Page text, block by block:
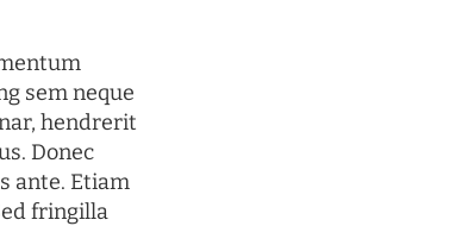
sem neque
hendrerit
Donec
ante. Etiam
fringilla